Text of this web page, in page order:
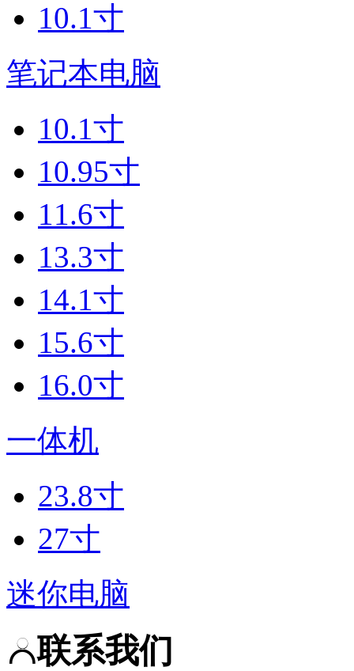
10.1寸
笔记本电脑
10.1寸
10.95寸
11.6寸
13.3寸
14.1寸
15.6寸
16.0寸
一体机
23.8寸
27寸
迷你电脑
联系我们